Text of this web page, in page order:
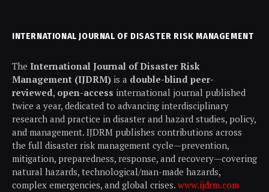
INTERNATIONAL JOURNAL OF DISASTER RISK MANAGEMENT
The International Journal of Disaster Risk
Management (IJDRM) is a double-blind peer-
reviewed, open-access international journal published
twice a year, dedicated to advancing interdisciplinary
research and practice in disaster and hazard studies, policy,
and management. IJDRM publishes contributions across
the full disaster risk management cycle—prevention,
mitigation, preparedness, response, and recovery—covering
natural hazards, technological/man-made hazards,
complex emergencies, and global crises. www.ijdrm.com